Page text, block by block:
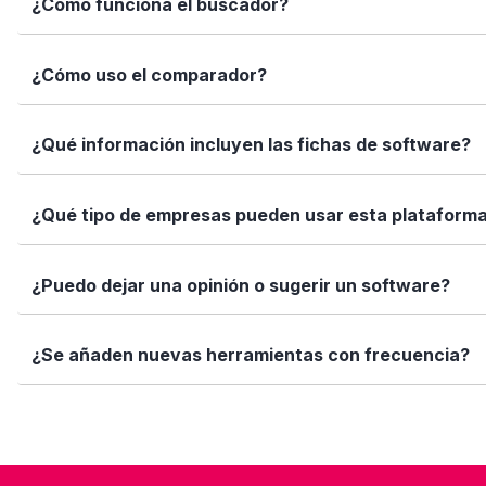
informadas con datos reales, fichas completas y
¿Cómo funciona el buscador?
Simplemente escribe el nombre del software, una
encajan con tus necesidades.
¿Cómo uso el comparador?
Marca los softwares que te interesan y haz clic en
Así puedes ver de forma rápida cuál se adapta mejor a tu
¿Qué información incluyen las fichas de software?
Cada ficha incluye una descripción detallada, funciones
valoraciones de usuarios. Queremos que tengas toda la
¿Qué tipo de empresas pueden usar esta
Elige tu software está diseñado para todo tipo de
tamaño de tu equipo, presupuesto o sector.
¿Puedo dejar una opinión o sugerir un software?
Sí. Si quieres valorar un software que ya usas o sugerir
ayuda!
¿Se añaden nuevas herramientas con frecuencia?